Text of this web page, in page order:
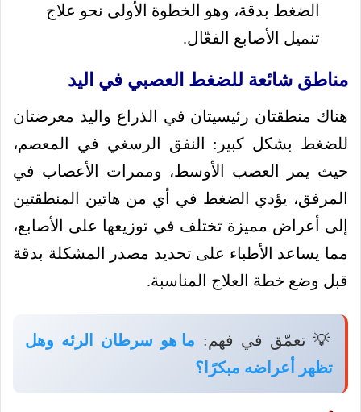
الضغط بدقة، وهو الخطوة الأولى نحو علاج
تنميل الأصابع الفعّال.
مناطق شائعة للضغط العصبي في اليد
هناك منطقتان رئيسيتان في الذراع واليد معرضتان
للضغط بشكل كبير: النفق الرسغي في المعصم،
حيث يمر العصب الأوسط، وممرات الأعصاب في
المرفق، يؤدي الضغط في أي من هاتين المنطقتين
إلى أعراض مميزة تختلف في توزيعها على الأصابع،
مما يساعد الأطباء على تحديد مصدر المشكلة بدقة
قبل وضع خطة العلاج المناسبة.
💡 تعمّق في فهم: ما هو سرطان الرئه وهل
تظهر أعراضه مبكرًا؟